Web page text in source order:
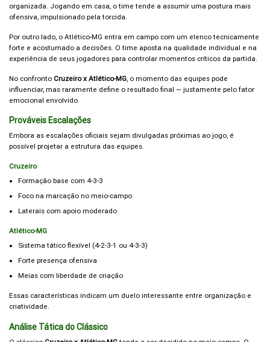
organizada. Jogando em casa, o time tende a assumir uma postura mais
ofensiva, impulsionado pela torcida.
Por outro lado, o Atlético-MG entra em campo com um elenco tecnicamente
forte e acostumado a decisões. O time aposta na qualidade individual e na
experiência de seus jogadores para controlar momentos críticos da partida.
No confronto Cruzeiro x Atlético-MG, o momento das equipes pode
influenciar, mas raramente define o resultado final — justamente pelo fator
emocional envolvido.
Prováveis Escalações
Embora as escalações oficiais sejam divulgadas próximas ao jogo, é
possível projetar a estrutura das equipes.
Cruzeiro
Formação base com 4-3-3
Foco na marcação no meio-campo
Laterais com apoio moderado
Atlético-MG
Sistema tático flexível (4-2-3-1 ou 4-3-3)
Forte presença ofensiva
Meias com liberdade de criação
Essas características indicam um duelo interessante entre organização e
criatividade.
Análise Tática do Clássico